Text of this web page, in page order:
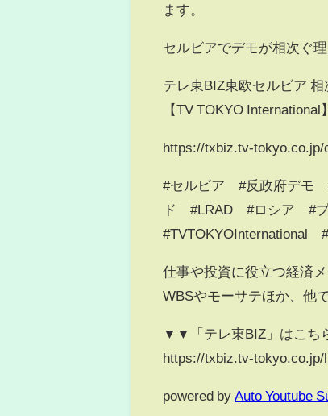
ます。
セルビアでデモが相次ぐ
テレ東BIZ東欧セルビア
【TV TOKYO International】
https://txbiz.tv-tokyo.co.jp/
#セルビア #反政府デモ
ド #LRAD #ロシア #
#TVTOKYOInternational
仕事や投資に役立つ経済
WBSやモーサテほか、他
▼▼「テレ東BIZ」はこち
https://txbiz.tv-tokyo.co.jp/
powered by Auto Youtube